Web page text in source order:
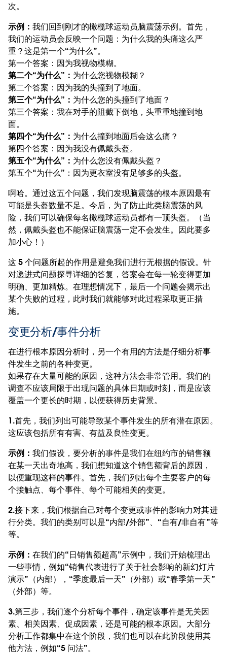
次。
示例：我们回到刚才的橄榄球运动员脑震荡示例。首先，
我们的运动员会反映一个问题：为什么我的头痛这么严
重？这是第一个“为什么”。
第一个答案：因为我视物模糊。
第二个“为什么”： 为什么您视物模糊？
第二个答案：因为我的头撞到了地面。
第三个“为什么”： 为什么您的头撞到了地面？
第三个答案：我在对手的阻截下倒地，头重重地撞到地
面。
第四个“为什么”： 为什么撞到地面后会这么痛？
第四个答案：因为我没有佩戴头盔。
第五个“为什么”： 为什么您没有佩戴头盔？
第五个“为什么”：因为更衣室没有足够多的头盔。
啊哈。通过这五个问题，我们发现脑震荡的根本原因最有
可能是头盔数量不足。今后，为了防止此类脑震荡的风
险，我们可以确保每名橄榄球运动员都有一顶头盔。（当
然，佩戴头盔也不能保证脑震荡一定不会发生。因此要多
加小心！）
这 5 个问题所起的作用是避免我们进行无根据的假设。针
对递进式问题探寻详细的答复，答案会在每一轮变得更加
明确、更加精炼。在理想情况下，最后一个问题会揭示出
某个失败的过程，此时我们就能够对此过程采取更正措
施。
变更分析/事件分析
在进行根本原因分析时，另一个有用的方法是仔细分析事
件发生之前的各种变更。
如果存在大量可能的原因，这种方法会非常管用。我们的
调查不应该局限于出现问题的具体日期或时刻，而是应该
覆盖一个更长的时期，以便获得历史背景。
1.首先，我们列出可能导致某个事件发生的所有潜在原因。
这应该包括所有有害、有益及良性变更。
示例：我们假设，要分析的事件是我们在纽约市的销售额
在某一天出奇地高，我们想知道这个销售额背后的原因，
以便重现这样的事件。首先，我们列出每个主要客户的每
个接触点、每个事件、每个可能相关的变更。
2.接下来，我们根据自己对每个变更或事件的影响力对其进
行分类。我们的类别可以是“内部/外部”、“自有/非自有”等
等。
示例：在我们的“日销售额超高”示例中，我们开始梳理出
一些事情，例如“销售代表进行了关于社会影响的新幻灯片
演示”（内部），“季度最后一天”（外部）或“春季第一天”
（外部）等。
3.第三步，我们逐个分析每个事件，确定该事件是无关因
素、相关因素、促成因素，还是可能的根本原因。大部分
分析工作都集中在这个阶段，我们也可以在此阶段使用其
他方法，例如“5 问法”。